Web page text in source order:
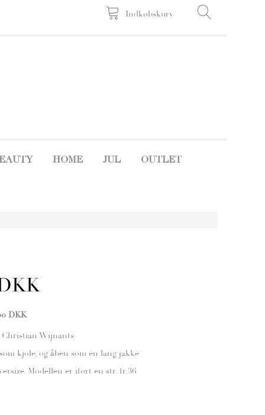
Indkøbskurv
HOME JUL OUTLET
DKK
Christian Wijnants
kjole, og åben som en lang jakke
Modellen er iført en str. fr.36